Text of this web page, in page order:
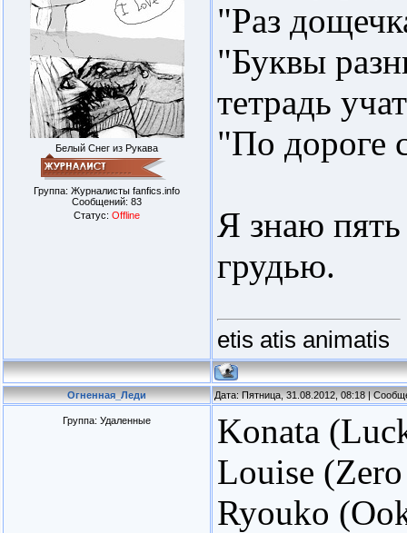
Белый Снег из Рукава
Группа: Журналисты fanfics.info
Сообщений: 83
Статус: Offline
"Раз
"Буквы
тетрадь
"По дороге
Я знаю
грудью.
etis atis animatis
Огненная_Леди Дата: Пятница, 31.08.2012, 08:18 |
Группа: Удаленные
Konata
Louise
Ryouko